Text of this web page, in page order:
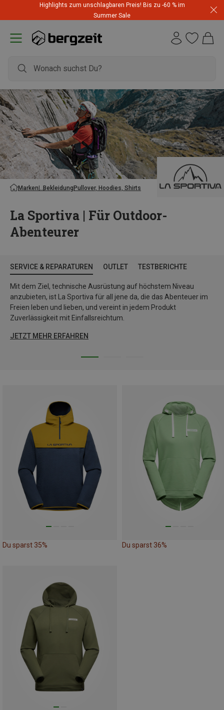
Highlights zum unschlagbaren Preis! Bis zu -60 % im
Summer Sale
Marken BekleidungPullover, Hoodies, Shirts
La Sportiva | Für Outdoor-
Abenteurer
SERVICE & REPARATUREN OUTLET TESTBERICHTE
Mit dem Ziel, technische Ausrüstung auf höchstem Niveau
anzubieten, ist La Sportiva für all jene da, die das Abenteuer im
Freien leben und lieben, und vereint in jedem Produkt
Zuverlässigkeit mit Einfallsreichtum.
JETZT MEHR ERFAHREN
Du sparst 35% Du sparst 36%